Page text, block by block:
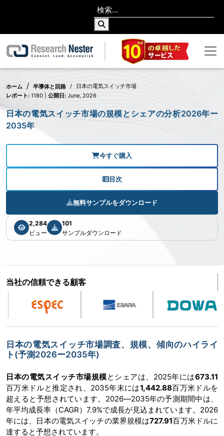
ホーム 半導体と回路
日本の電気スイッチ市場
レポート: 1180 | 公開日: June, 2026
日本の電気スイッチ市場の規模とシェアの分析2026年ー
2035年
今すぐ購入
目次
無料サンプルをダウンロード
2,284
ビュー
101
サンプルダウンロード
当社の信頼できる顧客
日本の電気スイッチ市場調査、規模、傾向のハイライ
ト(予測2026ー2035年)
日本の電気スイッチ市場規模とシェアは、2025年には673.11
百万米ドルと推定され、2035年末には1,442.88百万米ドルを
超えると予想されています。2026―2035年の予測期間中は、
年平均成長率（CAGR）7.9%で成長が見込まれています。2026
年には、日本の電気スイッチの業界規模は727.91百万米ドルに
達すると予想されています。